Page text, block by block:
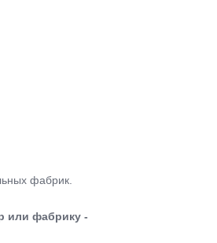
фабрик.
или фабрику -